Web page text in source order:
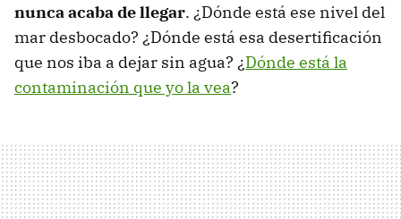
nunca acaba de llegar. ¿Dónde está ese nivel del
mar desbocado? ¿Dónde está esa desertificación
que nos iba a dejar sin agua? ¿Dónde está la
contaminación que yo la vea?